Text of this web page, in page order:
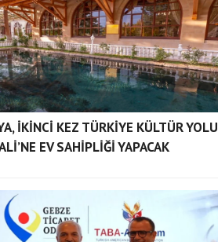
İKİNCİ KEZ TÜRKİYE KÜLTÜR YOLU
EV SAHİPLİĞİ YAPACAK